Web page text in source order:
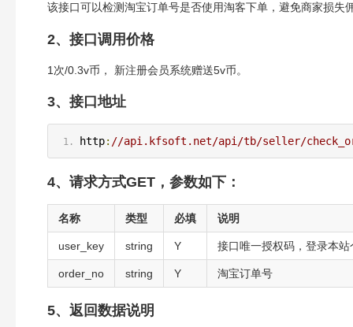
该接口可以检测淘宝订单号是否使用淘客下单，避免商家损失
2、接口调用价格
1次/0.3v币， 新注册会员系统赠送5v币。
3、接口地址
http: //api.kfsoft.net/api/tb/seller/
4、请求方式GET，参数如下：
名称 类型 必填 说明
user_key string Y 接口唯一授权码，登录本
order_no string Y 淘宝订单号
5、返回数据说明